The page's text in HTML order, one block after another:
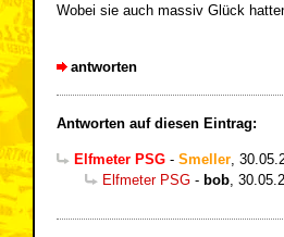
Wobei sie auch massiv Glück
antworten
Antworten auf diesen Eintrag:
Elfmeter PSG - Smeller
Elfmeter PSG - bob